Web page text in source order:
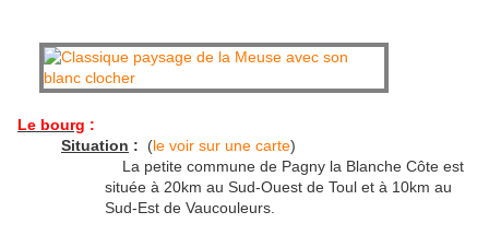
Le bourg :
Situation : (le voir sur une carte)
La petite commune de Pagny la Blanche Côte est
située à 20km au Sud-Ouest de Toul et à 10km au
Sud-Est de Vaucouleurs.